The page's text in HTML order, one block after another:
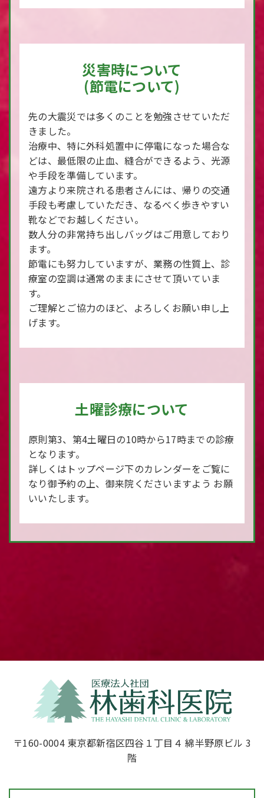
災害時について
(節電について)
先の大震災では多くのことを勉強させていただ
きました。
治療中、特に外科処置中に停電になった場合な
どは、最低限の止血、縫合ができるよう、光源
や手段を準備しています。
遠方より来院される患者さんには、帰りの交通
手段も考慮していただき、なるべく歩きやすい
靴などでお越しください。
数人分の非常持ち出しバッグはご用意しており
ます。
節電にも努力していますが、業務の性質上、診
療室の空調は通常のままにさせて頂いていま
す。
ご理解とご協力のほど、よろしくお願い申し上
げます。
土曜診療について
原則第3、第4土曜日の10時から17時までの診療
となります。
詳しくはトップページ下のカレンダーをご覧に
なり御予約の上、御来院くださいますよう お願
いいたします。
〒160-0004 東京都新宿区四谷１丁目４ 綿半野原ビル 3
階